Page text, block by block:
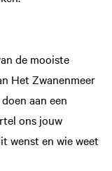
de mooiste
Het Zwanenmeer
aan een
ons jouw
wenst en wie weet